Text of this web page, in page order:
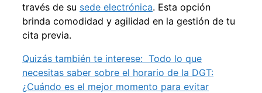
través de su sede electrónica. Esta opción
brinda comodidad y agilidad en la gestión de tu
cita previa.
Quizás también te interese: Todo lo que
necesitas saber sobre el horario de la DGT:
¿Cuándo es el mejor momento para evitar